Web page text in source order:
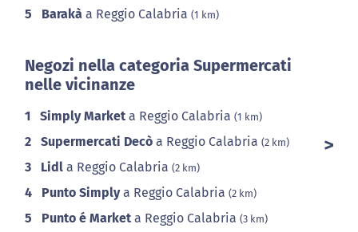
5 Barakà a Reggio Calabria (1 km)
Negozi nella categoria Supermercati
nelle vicinanze
1 Simply Market a Reggio Calabria (1 km)
2 Supermercati Decò a Reggio Calabria (2 km)
3 Lidl a Reggio Calabria (2 km)
4 Punto Simplya Reggio Calabria (2 km)
5 Punto é Market a Reggio Calabria (3 km)